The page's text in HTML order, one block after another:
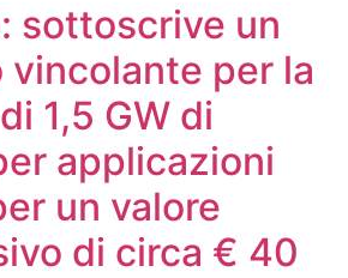
sottoscrive un
per la
1,5 GW di
applicazioni
un valore
di circa € 40